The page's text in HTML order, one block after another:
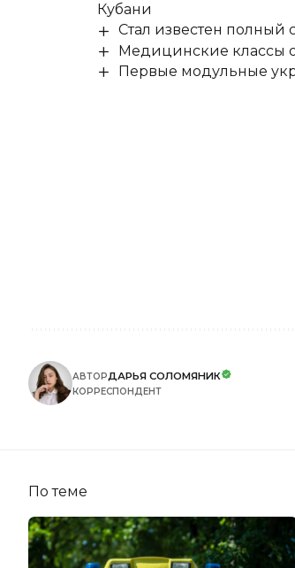
Кубани
Стал известен
Медицинские классы
Первые модульные
АВТОРДАРЬЯ СОЛОМЯНИК
КОРРЕСПОНДЕНТ
По теме